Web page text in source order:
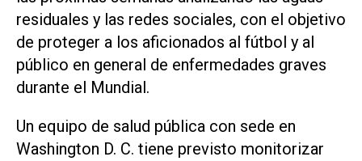
residuales y las redes sociales, con el objetivo
de proteger a los aficionados al fútbol y al
público en general de enfermedades graves
durante el Mundial.
Un equipo ‌de salud pública con sede en
Washington D. ‌C. tiene previsto monitorizar